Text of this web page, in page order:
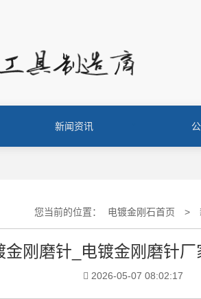
新闻资讯
您当前的位置： 电镀金刚石首页 >
刚磨针_电镀金刚磨针厂
2026-05-07 08:02:17